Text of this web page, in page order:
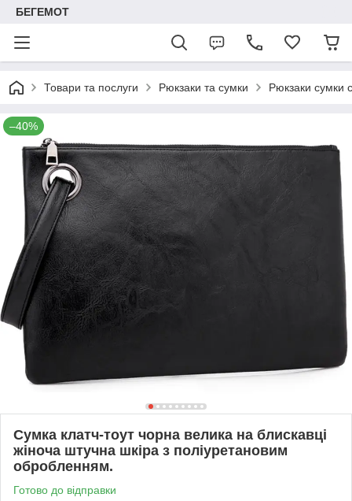
БЕГЕМОТ
Товари та послуги Рюкзаки та сумки Рюкзаки сумки
–40%
Сумка клатч-тоут чорна велика на блискавці
жіноча штучна шкіра з поліуретановим
обробленням.
Готово до відправки